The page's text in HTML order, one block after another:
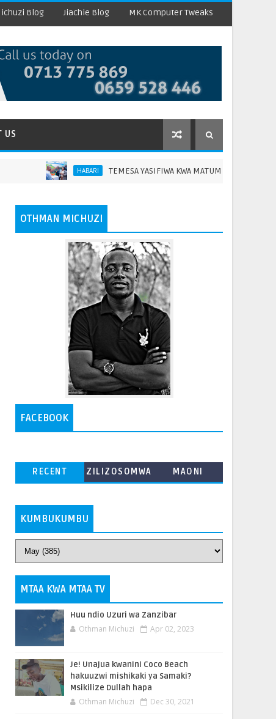
Blog Jiachie Blog MK Computer Tweaks
US
HABARI TEMESA YASIFIWA KWA MATUMIZI YA TEKNOLOJIA
OTHMAN MICHUZI
FACEBOOK
RECENT
ZILIZOSOMWA
MAONI
KUMBUKUMBU
MTAA KWA MTAA TV
Huu ndio Uzuri wa Zanzibar
Othman Michuzi Apr 02, 2023
Je! Unajua kwanini Coco Beach
hakuuzwi mishikaki ya Samaki?
Msikilize Dullah hapa
Othman Michuzi Dec 30, 2021